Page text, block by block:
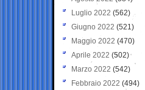
Luglio 2022 (562)
Giugno 2022 (521)
Maggio 2022 (470)
Aprile 2022 (502)
Marzo 2022 (542)
Febbraio 2022 (494)